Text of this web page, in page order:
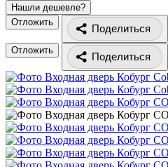
Нашли дешевле?
Отложить
Поделиться
Отложить
Поделиться